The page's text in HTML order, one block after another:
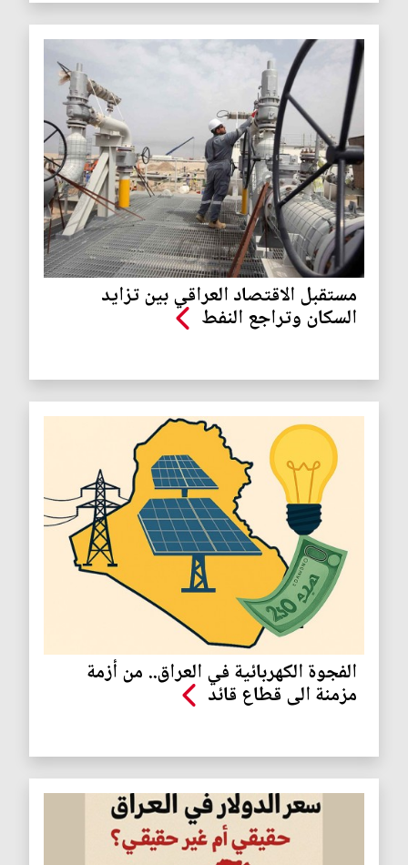
مستقبل الاقتصاد العراقي بين تزايد
السكان وتراجع النفط
الفجوة الكهربائية في العراق.. من أزمة
مزمنة الى قطاع قائد